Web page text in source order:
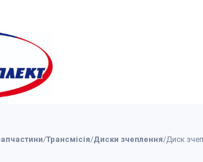
/Трансмісія/Диски зчеплення/Диск